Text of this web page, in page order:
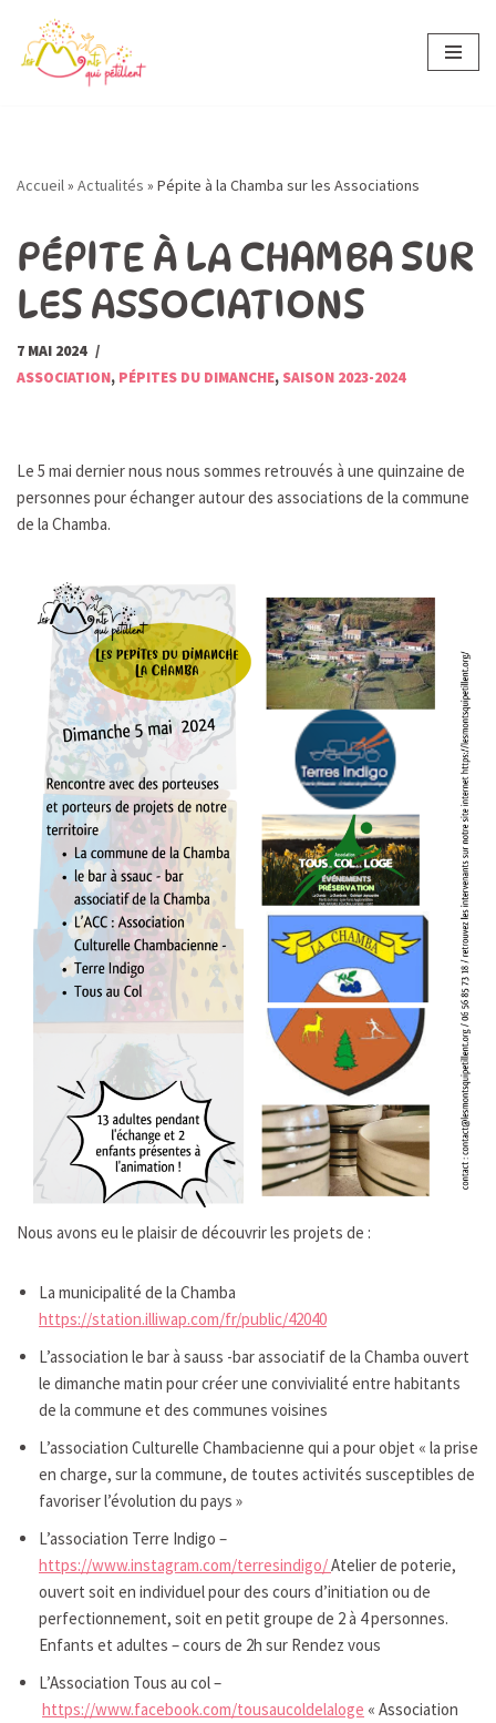
Aller
Accueil» Actualités » Pépite à la Chamba sur les Associations
PÉPITE À LA CHAMBA SUR
LES ASSOCIATIONS
7 MAI 2024
ASSOCIATION, PÉPITES DU DIMANCHE, SAISON 2023-2024
Le 5 mai dernier nous nous sommes retrouvés à une quinzaine de
personnes pour échanger autour des associations de la commune
de la Chamba.
Nous avons eu le plaisir de découvrir les projets de :
La municipalité de la Chamba
https://station.illiwap.com/fr/public/42040
L’association le bar à sauss -bar associatif de la Chamba ouvert
le dimanche matin pour créer une convivialité entre habitants
de la commune et des communes voisines
L’association Culturelle Chambacienne qui a pour objet « la prise
en charge, sur la commune, de toutes activités susceptibles de
favoriser l’évolution du pays »
L’association Terre Indigo –
https://www.instagram.com/terresindigo/Atelier de poterie,
ouvert soit en individuel pour des cours d’initiation ou de
perfectionnement, soit en petit groupe de 2 à 4 personnes.
Enfants et adultes – cours de 2h sur Rendez vous
L’Association Tous au col –
https://www.facebook.com/tousaucoldelaloge « Association